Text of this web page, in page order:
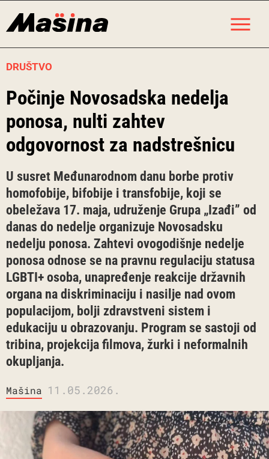
DRUŠTVO
Počinje Novosadska nedelja
ponosa, nulti zahtev
odgovornost za nadstrešnicu
U susret Međunarodnom danu borbe protiv
homofobije, bifobije i transfobije, koji se
obeležava 17. maja, udruženje Grupa „Izađi” od
danas do nedelje organizuje Novosadsku
nedelju ponosa. Zahtevi ovogodišnje nedelje
ponosa odnose se na pravnu regulaciju statusa
LGBTI+ osoba, unapređenje reakcije državnih
organa na diskriminaciju i nasilje nad ovom
populacijom, bolji zdravstveni sistem i
edukaciju u obrazovanju. Program se sastoji od
tribina, projekcija filmova, žurki i neformalnih
okupljanja.
Mašina 11.05.2026.